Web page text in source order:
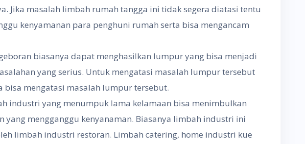
Jika masalah limbah rumah tangga ini tidak segera diatasi tentu
kenyamanan para penghuni rumah serta bisa mengancam
biasanya dapat menghasilkan lumpur yang bisa menjadi
yang serius. Untuk mengatasi masalah lumpur tersebut
bisa mengatasi masalah lumpur tersebut.
industri yang menumpuk lama kelamaan bisa menimbulkan
yang mengganggu kenyanaman. Biasanya limbah industri ini
limbah industri restoran. Limbah catering, home industri kue